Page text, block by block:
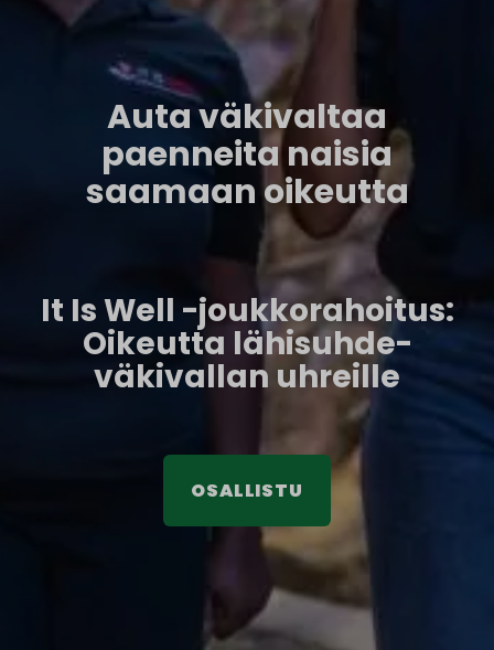
Auta väkivaltaa
paenneita naisia
saamaan oikeutta
It Is Well -joukkorahoitus:
Oikeutta lähisuhde­
väkivallan uhreille
OSALLISTU